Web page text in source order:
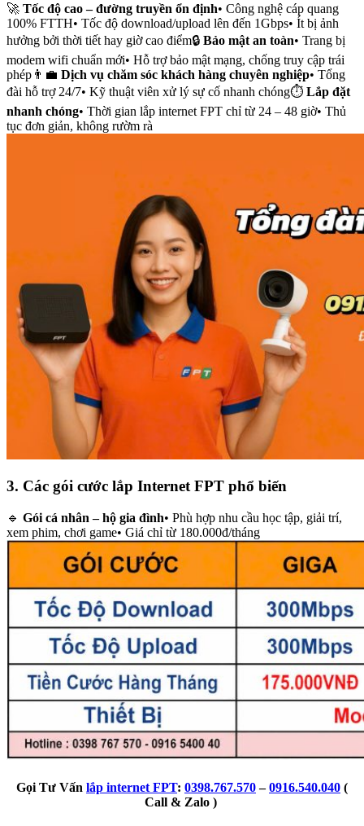
🚀 Tốc độ cao – đường truyền ổn định• Công nghệ cáp quang
100% FTTH• Tốc độ download/upload lên đến 1Gbps• Ít bị ảnh
hưởng bởi thời tiết hay giờ cao điểm🔒 Bảo mật an toàn• Trang bị
modem wifi chuẩn mới• Hỗ trợ bảo mật mạng, chống truy cập trái
phép👨‍💼 Dịch vụ chăm sóc khách hàng chuyên nghiệp• Tổng
đài hỗ trợ 24/7• Kỹ thuật viên xử lý sự cố nhanh chóng⏱️ Lắp đặt
nhanh chóng• Thời gian lắp internet FPT chỉ từ 24 – 48 giờ• Thủ
tục đơn giản, không rườm rà
3. Các gói cước lắp Internet FPT phổ biến
🔹 Gói cá nhân – hộ gia đình• Phù hợp nhu cầu học tập, giải trí,
xem phim, chơi game• Giá chỉ từ 180.000đ/tháng
Gọi Tư Vấn lắp internet FPT: 0398.767.570–0916.540.040 (
Call & Zalo )